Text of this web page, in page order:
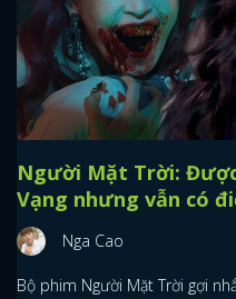
Người Mặt Trời:
Vạng nhưng vẫn có
Nga Cao
Bộ phim Người Mặt Trời gợi